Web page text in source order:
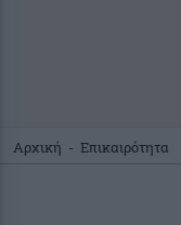
Αρχική - Επικαιρότητα